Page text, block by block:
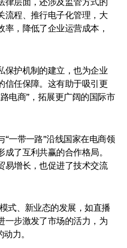
流程、推行电子化管理，大
，降低了企业运营成本，
保护机制的建立，也为企业
信任保障。这有助于吸引更
电商”，拓展更广阔的国际市
“一带一路”沿线国家在电商领
了互利共赢的合作格局。
易增长，也促进了技术交流
式、新业态的发展，如直播
一步激发了市场的活力，为
力。